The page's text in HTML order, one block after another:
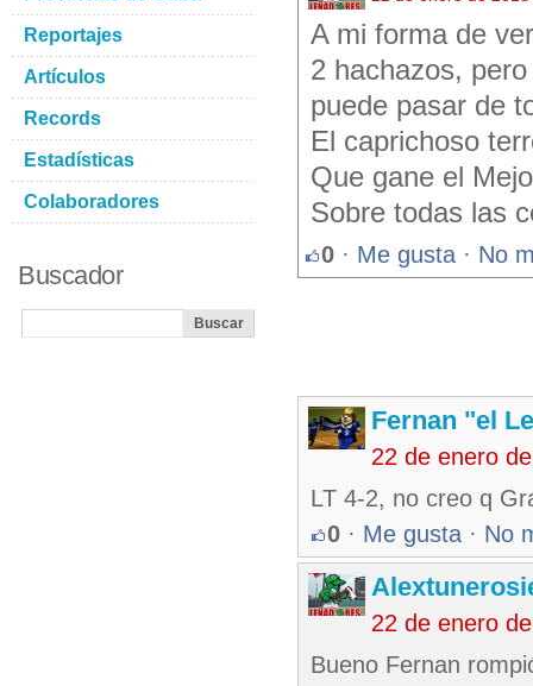
A mi forma de
2 hachazos,
puede pasar de
El caprichoso
Que gane el
Sobre todas las
0 · Me gusta · No
Fernan "el
22 de enero
LT 4-2, no creo q
0 · Me gusta · No
22 de enero
Bueno Fernan
Reportajes
Artículos
Records
Estadísticas
Colaboradores
Buscador